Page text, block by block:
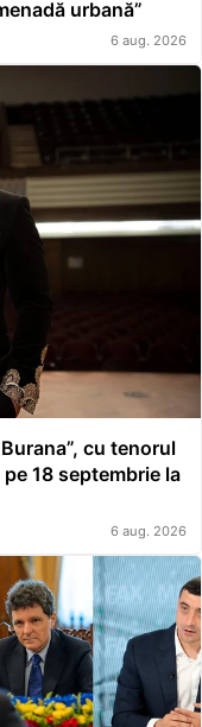
urbană”
6 aug. 2026
cu tenorul
18 septembrie la
6 aug. 2026